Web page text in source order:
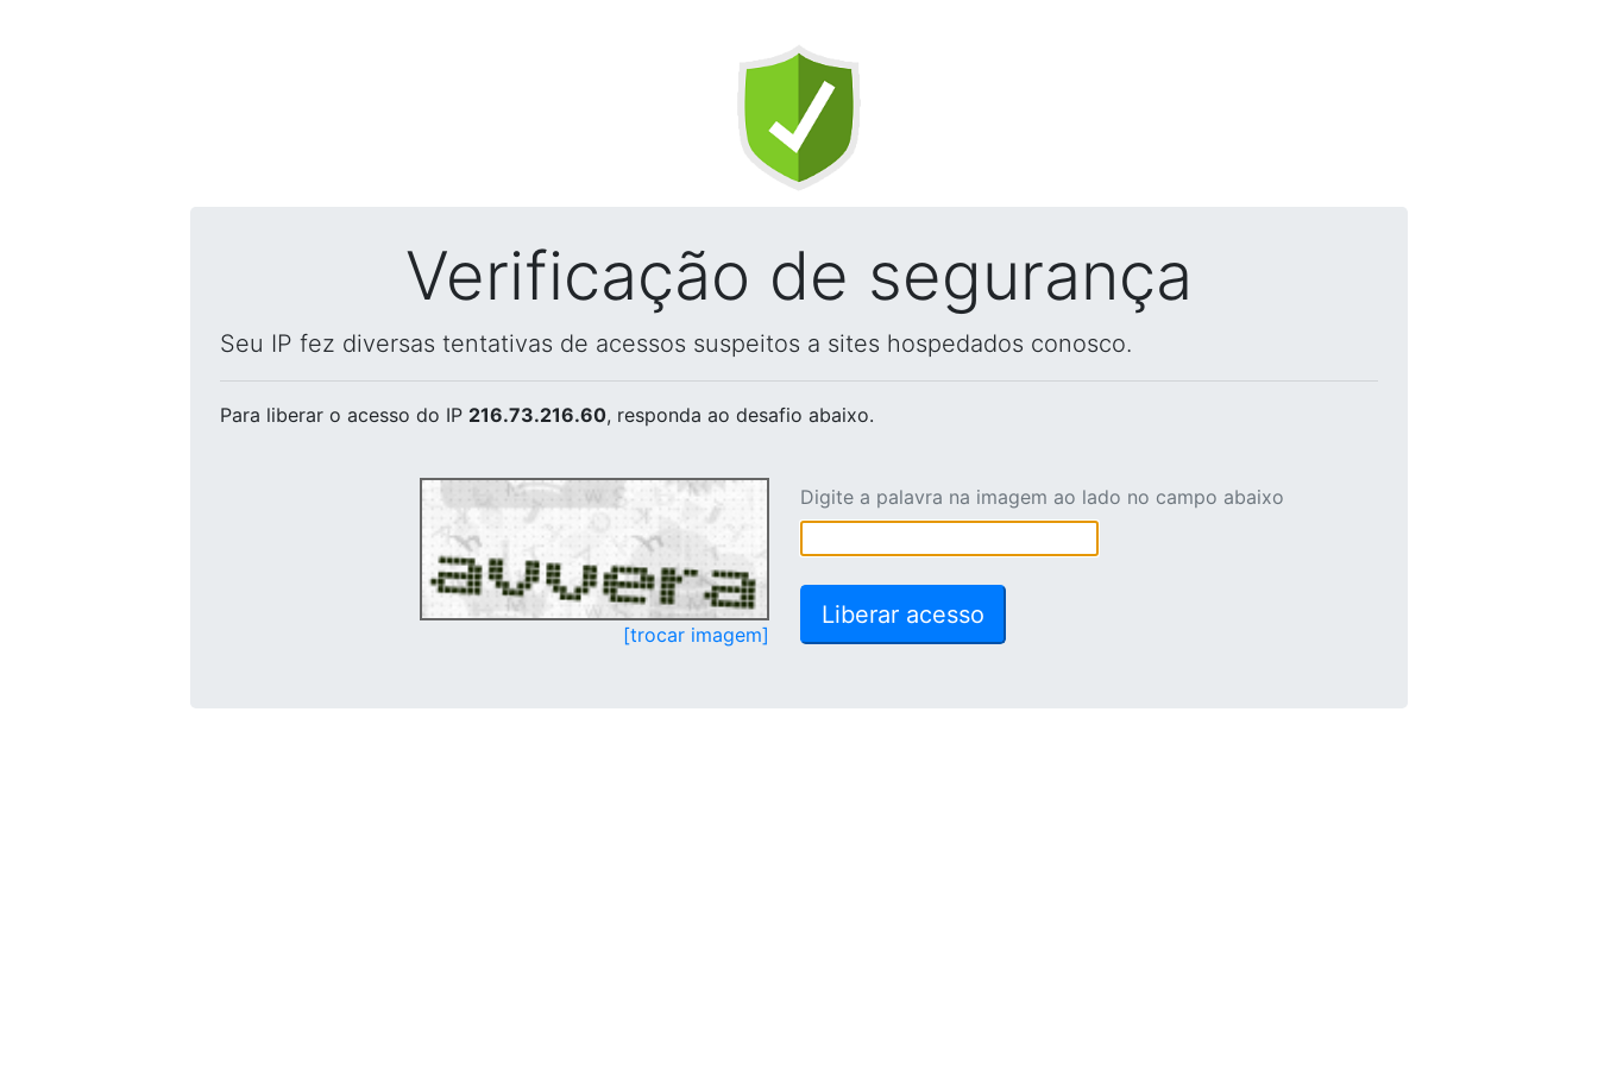
Verificação de segurança
Seu IP fez diversas tentativas de acessos suspeitos a sites hospedados conosco.
Para liberar o acesso do IP 216.73.216.60, responda ao desafio abaixo.
[trocar imagem]
Digite a palavra na imagem ao lado no campo abaixo